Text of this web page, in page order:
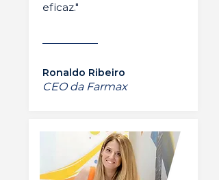
eficaz."
Ronaldo Ribeiro
CEO da Farmax